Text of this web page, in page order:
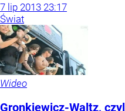
7 lip 2013 23:17
Świat
Wideo
Gronkiewicz-Waltz,